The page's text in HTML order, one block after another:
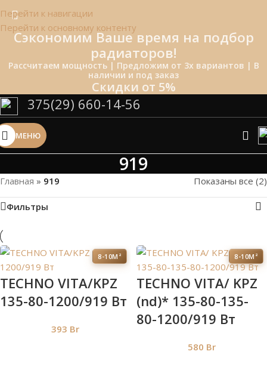
Перейти к навигации
Перейти к основному контенту
Сэкономим Ваше время на подбор
радиаторов!
Рассчитаем мощность | Предложим от 3х вариантов | В
наличии и под заказ
Скидки от 5%
375(29) 660-14-56
МЕНЮ
919
Главная » 919 Показаны все (2)
Фильтры
8-10М²
TECHNO VITA/KPZ
135-80-1200/919 Вт
393 Br
8-10М²
TECHNO VITA/ KPZ
(nd)* 135-80-135-
80-1200/919 Вт
580 Br